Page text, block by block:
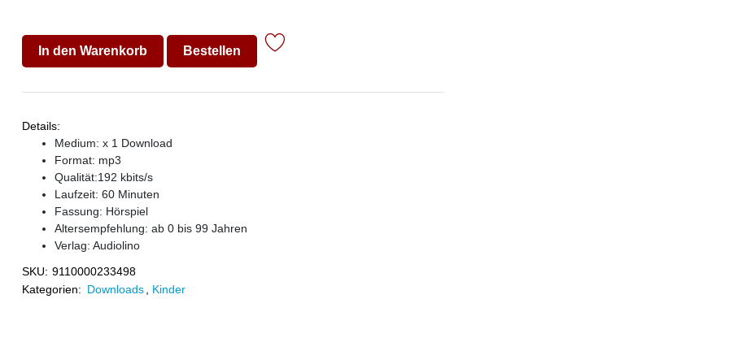
In den Warenkorb Bestellen
Details:
Medium: x 1 Download
Format: mp3
Qualität:192 kbits/s
Laufzeit: 60 Minuten
Fassung: Hörspiel
Altersempfehlung: ab 0 bis 99 Jahren
Verlag: Audiolino
SKU: 9110000233498
Kategorien: Downloads Kinder